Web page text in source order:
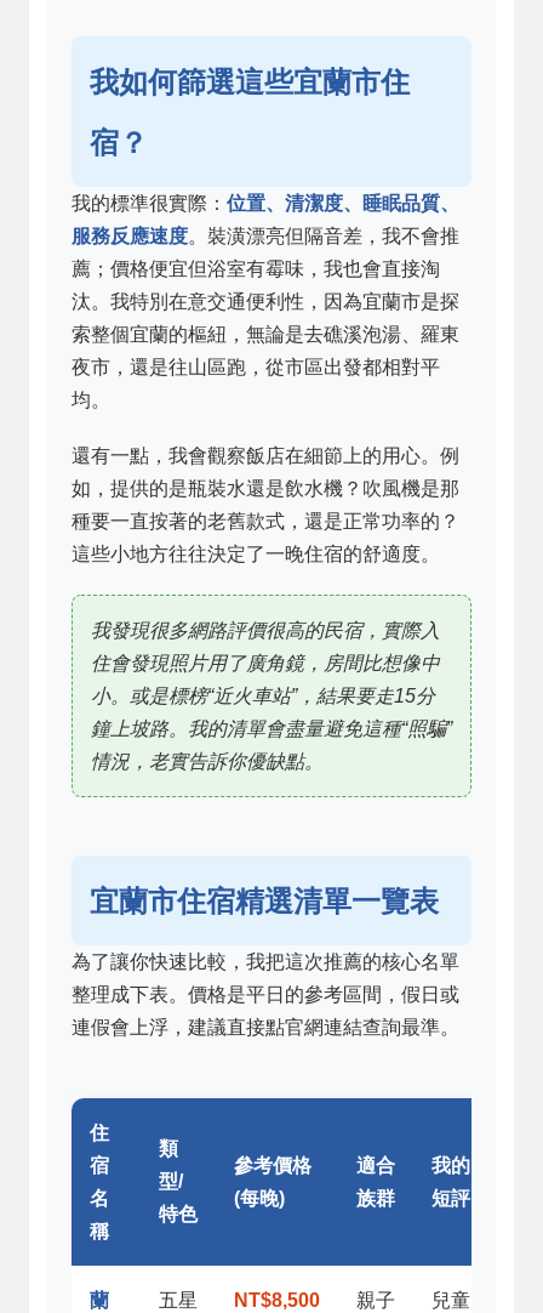
我如何篩選這些宜蘭市住
宿？
我的標準很實際： 位置、清潔度、睡眠品質、
服務反應速度。裝潢漂亮但隔音差，我不會推
薦；價格便宜但浴室有霉味，我也會直接淘
汰。我特別在意交通便利性，因為宜蘭市是探
索整個宜蘭的樞紐，無論是去礁溪泡湯、羅東
夜市，還是往山區跑，從市區出發都相對平
均。
還有一點，我會觀察飯店在細節上的用心。例
如，提供的是瓶裝水還是飲水機？吹風機是那
種要一直按著的老舊款式，還是正常功率的？
這些小地方往往決定了一晚住宿的舒適度。
我發現很多網路評價很高的民宿，實際入
住會發現照片用了廣角鏡，房間比想像中
小。或是標榜“近火車站”，結果要走15分
鐘上坡路。我的清單會盡量避免這種“照騙”
情況，老實告訴你優缺點。
宜蘭市住宿精選清單一覽表
為了讓你快速比較，我把這次推薦的核心名單
整理成下表。價格是平日的參考區間，假日或
連假會上浮，建議直接點官網連結查詢最準。
住
宿
名
稱
類
型/
特色
參考價格
(每晚)
適合
族群
我的
短評
蘭
五星
NT$8,500
親子
兒童